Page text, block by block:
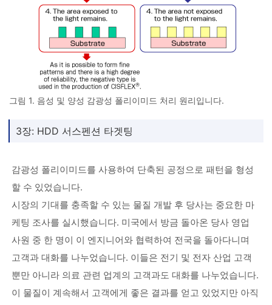
그림 1. 음성 및 양성 감광성 폴리이미드 처리 원리입니다.
3장: HDD 서스펜션 타겟팅
감광성 폴리이미드를 사용하여 단축된 공정으로 패턴을 형성
할 수 있었습니다.
시장의 기대를 충족할 수 있는 물질 개발 후 당사는 중요한 마
케팅 조사를 실시했습니다. 미국에서 방금 돌아온 당사 영업
사원 중 한 명이 이 엔지니어와 협력하여 전국을 돌아다니며
고객과 대화를 나누었습니다. 이들은 전기 및 전자 산업 고객
뿐만 아니라 의료 관련 업계의 고객과도 대화를 나누었습니다.
이 물질이 계속해서 고객에게 좋은 결과를 얻고 있었지만 아직